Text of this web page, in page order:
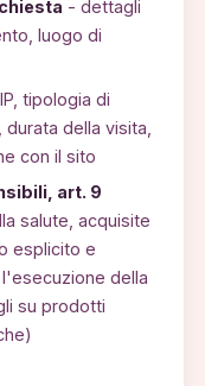
- dettagli
luogo di
tipologia di
della visita,
con il sito
art. 9
salute, acquisite
esplicito e
della
su prodotti